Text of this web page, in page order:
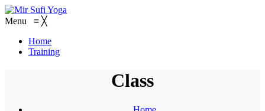
Menu ≡ ╳
Home
Training
Class